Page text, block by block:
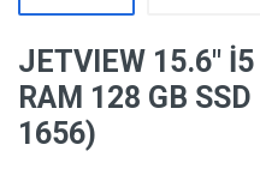
JETVIEW 15.6″
RAM 128 GB
1656)